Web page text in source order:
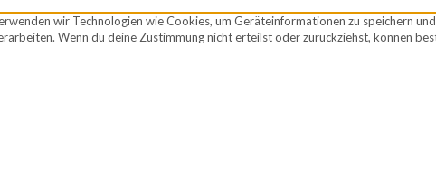
wir Technologien wie Cookies, um Geräteinformationen zu speichern
Wenn du deine Zustimmung nicht erteilst oder zurückziehst, können